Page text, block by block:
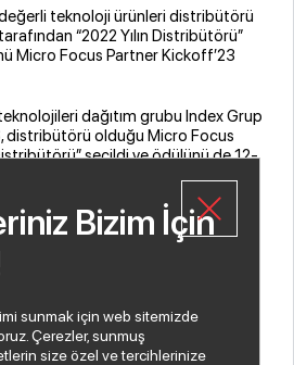
teknoloji ürünleri distribütörü
“2022 Yılın Distribütörü”
Micro Focus Partner Kickoff’23
dağıtım grubu Index Grup
distribütörü olduğu Micro Focus
seçildi ve ödülünü de 12-
düzenlenen Micro Focus
aldı.
Doğan, “2023’e
değerli üreticilerimizden Micro
ve Yılın Distribütörü ödülüne
duyuyoruz. IT otomasyon ve
olmak üzere kurumların ihtiyaç
lider üreticisi olan Micro Focus ile
daha ileriye taşıyacağız” dedi.
Bizim İçin
sunmak için web sitemizde
Çerezler, sunmuş
size özel ve tercihlerinize